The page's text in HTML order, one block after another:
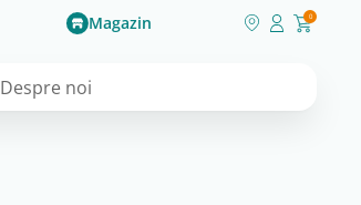
Magazin 0
Despre noi